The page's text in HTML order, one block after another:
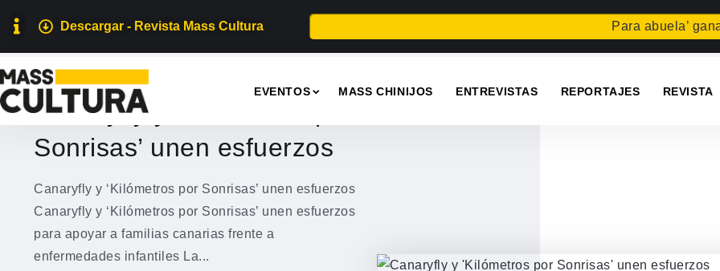
Descargar - Revista Mass Cultura Para abuela’ gana el
EVENTOS MASS CHINIJOS ENTREVISTAS REPORTAJES REVISTA
EVENTOS
Canaryfly y ‘Kilómetros por
Sonrisas’ unen esfuerzos
Canaryfly y ‘Kilómetros por Sonrisas’ unen esfuerzos
Canaryfly y ‘Kilómetros por Sonrisas’ unen esfuerzos
para apoyar a familias canarias frente a
enfermedades infantiles La...